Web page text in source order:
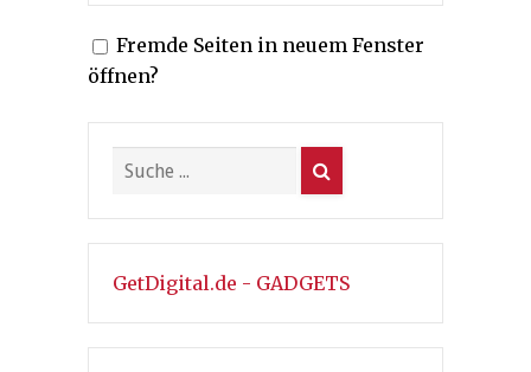
der
Beiträge
Fremde Seiten in neuem Fenster
öffnen?
GetDigital.de - GADGETS